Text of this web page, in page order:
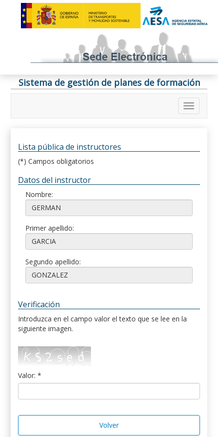
Sistema de gestión de planes de formación
Lista pública de instructores
(*) Campos obligatorios
Datos del instructor
Nombre:
Primer apellido:
Segundo apellido:
Verificación
Introduzca en el campo valor el texto que se lee en la
siguiente imagen.
Valor: *
Volver